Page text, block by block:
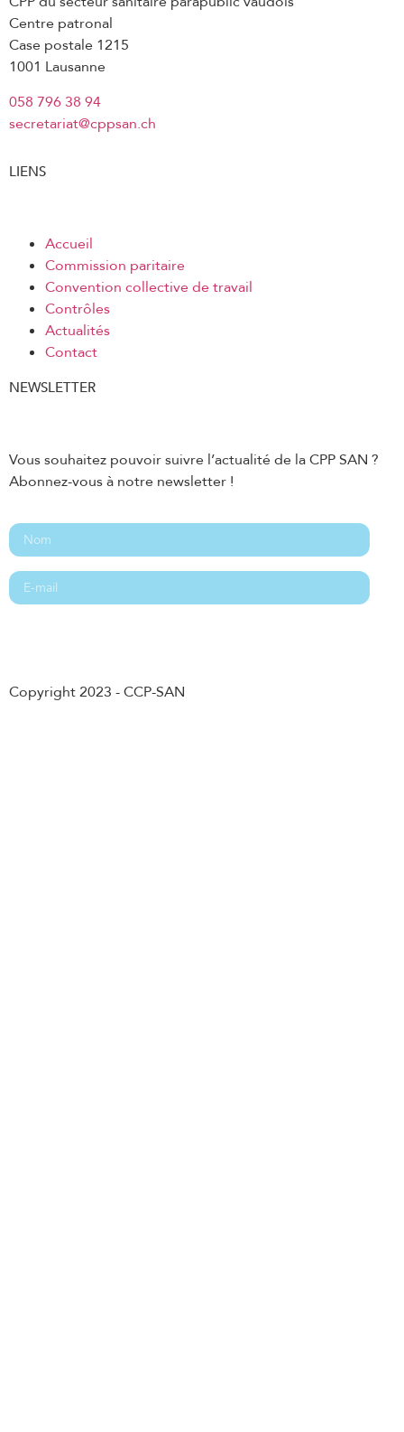
Centre patronal
Case postale 1215
1001 Lausanne
058 796 38 94
secretariat@cppsan.ch
LIENS
Accueil
Commission paritaire
Convention collective de travail
Contrôles
Actualités
Contact
NEWSLETTER
Vous souhaitez pouvoir suivre l’actualité de la CPP SAN ?
Abonnez-vous à notre newsletter !
Copyright 2023 - CCP-SAN